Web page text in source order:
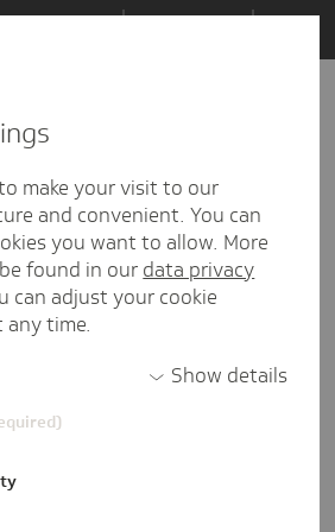
für Presse- und
in der TK-
make your visit to our
and convenient. You can
you want to allow. More
found in our data privacy
can adjust your cookie
any time.
Show details